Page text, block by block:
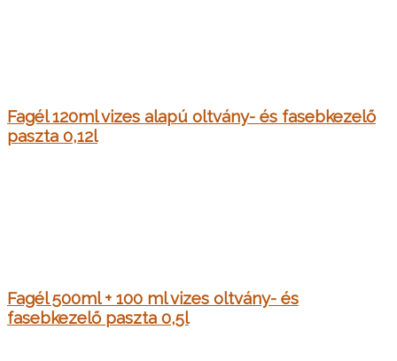
Fagél 120ml vizes alapú oltvány- és fasebkezelő
paszta 0,12l
Fagél 500ml + 100 ml vizes oltvány- és
fasebkezelő paszta 0,5l